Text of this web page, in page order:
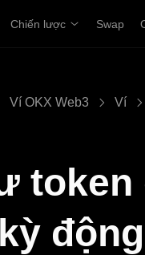
Chiến lược Swap
Ví OKX Web3 Ví